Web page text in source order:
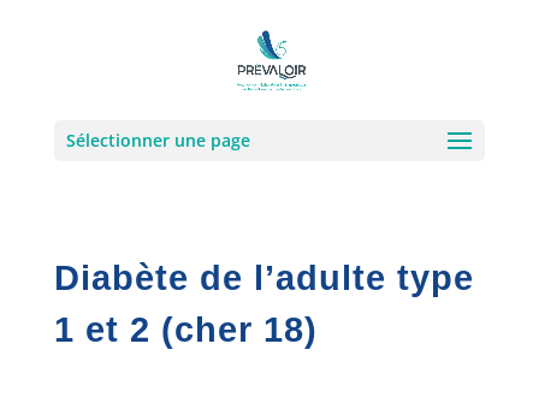
Sélectionner une page
Diabète de l’adulte type
1 et 2 (cher 18)